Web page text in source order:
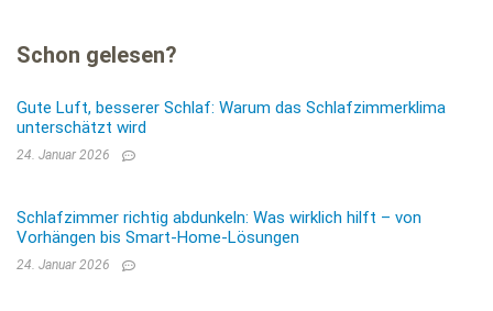
Schon gelesen?
Gute Luft, besserer Schlaf: Warum das Schlafzimmerklima
unterschätzt wird
24. Januar 2026
Schlafzimmer richtig abdunkeln: Was wirklich hilft – von
Vorhängen bis Smart-Home-Lösungen
24. Januar 2026